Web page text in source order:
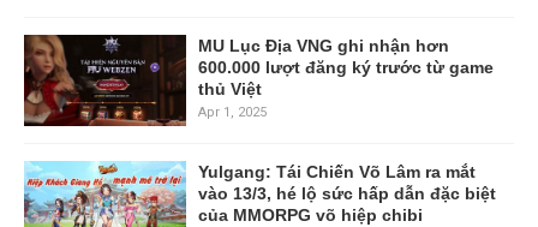
MU Lục Địa VNG ghi nhận hơn
600.000 lượt đăng ký trước từ game
thủ Việt
Apr 1, 2025
Yulgang: Tái Chiến Võ Lâm ra mắt
vào 13/3, hé lộ sức hấp dẫn đặc biệt
của MMORPG võ hiệp chibi